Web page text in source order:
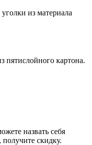
из материала
пятислойного картона.
назвать себя
скидку.